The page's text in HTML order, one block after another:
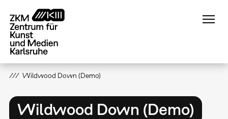
zum
Inhalt
Wildwood Down (Demo)
Wildwood Down (Demo)